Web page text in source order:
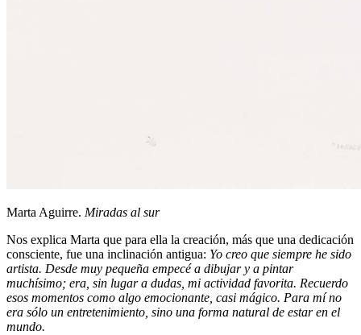
Marta Aguirre. Miradas al sur
Nos explica Marta que para ella la creación, más que una dedicación
consciente, fue una inclinación antigua: Yo creo que siempre he sido
artista. Desde muy pequeña empecé a dibujar y a pintar
muchísimo; era, sin lugar a dudas, mi actividad favorita. Recuerdo
esos momentos como algo emocionante, casi mágico. Para mí no
era sólo un entretenimiento, sino una forma natural de estar en el
mundo.